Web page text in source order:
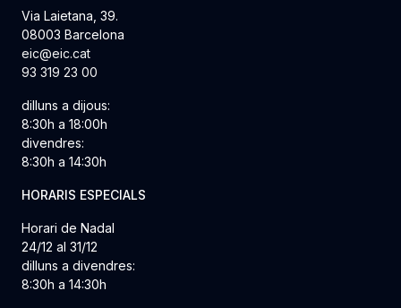
Via Laietana, 39.
08003 Barcelona
eic@eic.cat
93 319 23 00
dilluns a dijous:
8:30h a 18:00h
divendres:
8:30h a 14:30h
HORARIS ESPECIALS
Horari de Nadal
24/12 al 31/12
dilluns a divendres:
8:30h a 14:30h